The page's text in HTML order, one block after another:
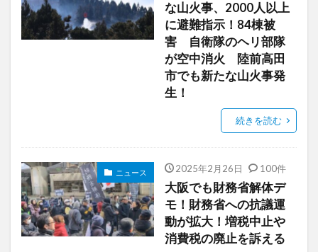
な山火事、2000人以上
に避難指示！84棟被
害 自衛隊のヘリ部隊
が空中消火 陸前高田
市でも新たな山火事発
生！
続きを読む
ニュース 2025年2月26日 100件
大阪でも財務省解体デ
モ！財務省への抗議運
動が拡大！増税中止や
消費税の廃止を訴える